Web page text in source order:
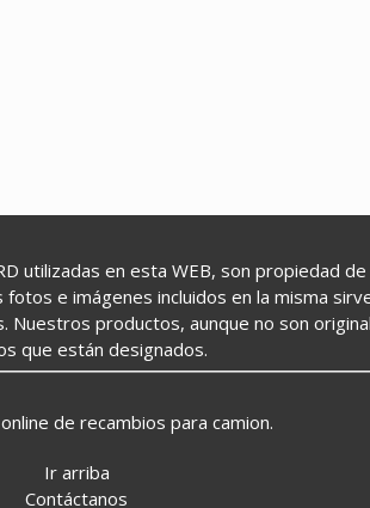
utilizadas en esta WEB, son propiedad
e imágenes incluidos en la misma
Nuestros productos, aunque no son
que están designados.
de recambios para camion.
Ir arriba
Contáctanos